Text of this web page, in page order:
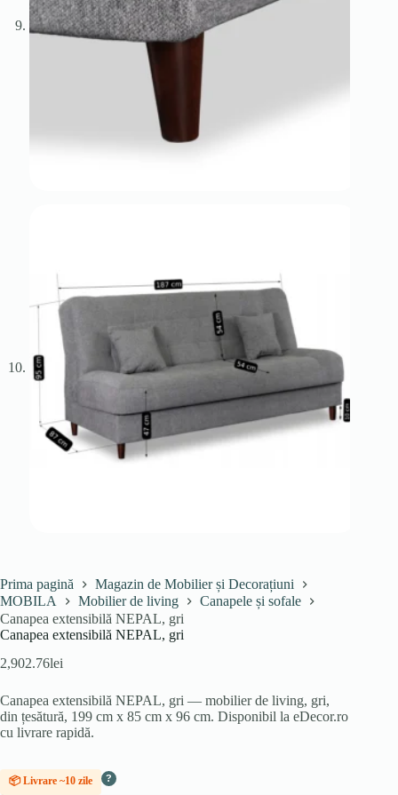
Prima pagină
Magazin de Mobilier și Decorațiuni
MOBILA
Mobilier de living
Canapele și sofale
Canapea extensibilă NEPAL, gri
Canapea extensibilă NEPAL, gri
2,902.76lei
Canapea extensibilă NEPAL, gri — mobilier de living, gri,
din țesătură, 199 cm x 85 cm x 96 cm. Disponibil la eDecor.ro
cu livrare rapidă.
📦 Livrare ~10 zile ?